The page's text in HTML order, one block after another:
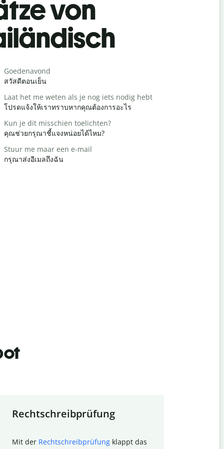
von
Goedenavond
สวัสดีตอนเย็น
Laat het me weten als je nog iets nodig hebt
โปรดแจ้งให้เราทราบหากคุณต้องการอะไร
Kun je dit misschien toelichten?
คุณช่วยกรุณาชี้แจงหน่อยได้ไหม?
Stuur me maar een e-mail
กรุณาส่งอีเมลถึงฉัน
Rechtschreibprüfung
Mit der Rechtschreibprüfung klappt das